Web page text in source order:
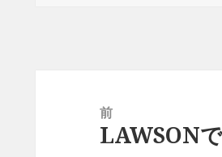
前
前
LAWSON